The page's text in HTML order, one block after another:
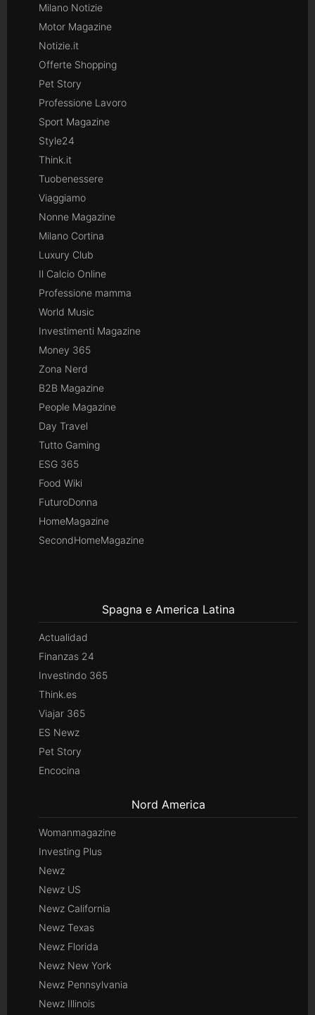
Milano Notizie
Motor Magazine
Notizie.it
Offerte Shopping
Pet Story
Professione Lavoro
Sport Magazine
Style24
Think.it
Tuobenessere
Viaggiamo
Nonne Magazine
Milano Cortina
Luxury Club
Il Calcio Online
Professione mamma
World Music
Investimenti Magazine
Money 365
Zona Nerd
B2B Magazine
People Magazine
Day Travel
Tutto Gaming
ESG 365
Food Wiki
FuturoDonna
HomeMagazine
SecondHomeMagazine
Spagna e America Latina
Actualidad
Finanzas 24
Investindo 365
Think.es
Viajar 365
ES Newz
Pet Story
Encocina
Nord America
Womanmagazine
Investing Plus
Newz
Newz US
Newz California
Newz Texas
Newz Florida
Newz New York
Newz Pennsylvania
Newz Illinois